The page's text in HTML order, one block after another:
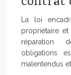
La loi
propriétaire et
réparation
obligations
malentendus